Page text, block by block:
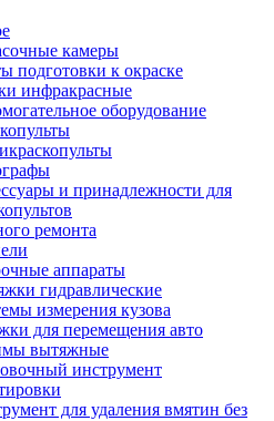
камеры
подготовки к окраске
инфракрасные
оборудование
и принадлежности для
ремонта
аппараты
гидравлические
измерения кузова
для перемещения авто
вытяжные
инструмент
для удаления вмятин без